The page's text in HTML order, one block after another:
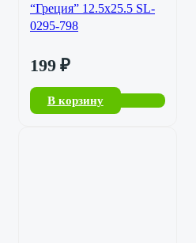
“Греция” 12.5х25.5 SL-
0295-798
199 ₽
В корзину